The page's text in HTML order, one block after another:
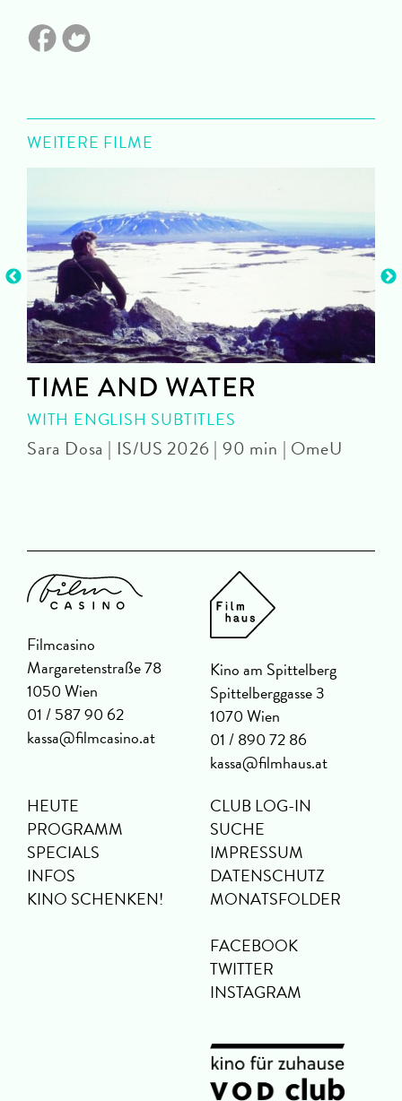
WEITERE FILME
TIME AND WATER
WITH ENGLISH SUBTITLES
Sara Dosa | IS/US 2026 | 90 min | OmeU
Filmcasino
Margaretenstraße 78
1050 Wien
01 / 587 90 62
kassa@filmcasino.at
Kino am Spittelberg
Spittelberggasse 3
1070 Wien
01 / 890 72 86
kassa@filmhaus.at
HEUTE
PROGRAMM
SPECIALS
INFOS
KINO SCHENKEN!
CLUB LOG-IN
SUCHE
IMPRESSUM
DATENSCHUTZ
MONATSFOLDER
FACEBOOK
TWITTER
INSTAGRAM